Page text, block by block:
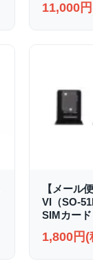
11,000
【メール
VI（SO-
SIMカー
1,800円(